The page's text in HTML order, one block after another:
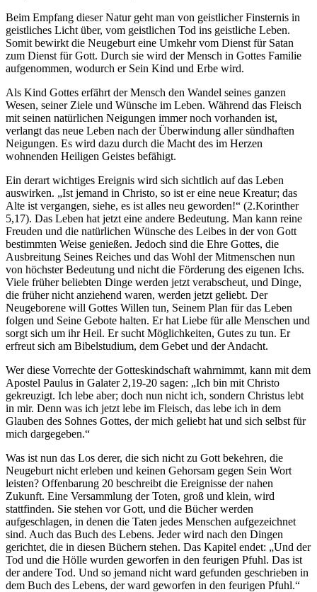
Beim Empfang dieser Natur geht man von geistlicher Finsternis in
geistliches Licht über, vom geistlichen Tod ins geistliche Leben.
Somit bewirkt die Neugeburt eine Umkehr vom Dienst für Satan
zum Dienst für Gott. Durch sie wird der Mensch in Gottes Familie
aufgenommen, wodurch er Sein Kind und Erbe wird.
Als Kind Gottes erfährt der Mensch den Wandel seines ganzen
Wesen, seiner Ziele und Wünsche im Leben. Während das Fleisch
mit seinen natürlichen Neigungen immer noch vorhanden ist,
verlangt das neue Leben nach der Überwindung aller sündhaften
Neigungen. Es wird dazu durch die Macht des im Herzen
wohnenden Heiligen Geistes befähigt.
Ein derart wichtiges Ereignis wird sich sichtlich auf das Leben
auswirken. „Ist jemand in Christo, so ist er eine neue Kreatur; das
Alte ist vergangen, siehe, es ist alles neu geworden!“ (2.Korinther
5,17). Das Leben hat jetzt eine andere Bedeutung. Man kann reine
Freuden und die natürlichen Wünsche des Leibes in der von Gott
bestimmten Weise genießen. Jedoch sind die Ehre Gottes, die
Ausbreitung Seines Reiches und das Wohl der Mitmenschen nun
von höchster Bedeutung und nicht die Förderung des eigenen Ichs.
Viele früher beliebten Dinge werden jetzt verabscheut, und Dinge,
die früher nicht anziehend waren, werden jetzt geliebt. Der
Neugeborene will Gottes Willen tun, Seinem Plan für das Leben
folgen und Seine Gebote halten. Er hat Liebe für alle Menschen und
sorgt sich um ihr Heil. Er sucht Möglichkeiten, Gutes zu tun. Er
erfreut sich am Bibelstudium, dem Gebet und der Andacht.
Wer diese Vorrechte der Gotteskindschaft wahrnimmt, kann mit dem
Apostel Paulus in Galater 2,19-20 sagen: „Ich bin mit Christo
gekreuzigt. Ich lebe aber; doch nun nicht ich, sondern Christus lebt
in mir. Denn was ich jetzt lebe im Fleisch, das lebe ich in dem
Glauben des Sohnes Gottes, der mich geliebt hat und sich selbst für
mich dargegeben.“
Was ist nun das Los derer, die sich nicht zu Gott bekehren, die
Neugeburt nicht erleben und keinen Gehorsam gegen Sein Wort
leisten? Offenbarung 20 beschreibt die Ereignisse der nahen
Zukunft. Eine Versammlung der Toten, groß und klein, wird
stattfinden. Sie stehen vor Gott, und die Bücher werden
aufgeschlagen, in denen die Taten jedes Menschen aufgezeichnet
sind. Auch das Buch des Lebens. Jeder wird nach den Dingen
gerichtet, die in diesen Büchern stehen. Das Kapitel endet: „Und der
Tod und die Hölle wurden geworfen in den feurigen Pfuhl. Das ist
der andere Tod. Und so jemand nicht ward gefunden geschrieben in
dem Buch des Lebens, der ward geworfen in den feurigen Pfuhl.“